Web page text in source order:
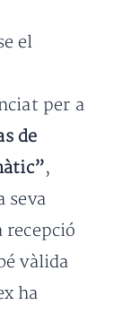
el
per a
de
,
seva
vàlida
ha